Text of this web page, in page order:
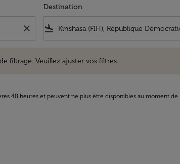
close
Destination
flight_land
filtrage. Veuillez ajuster vos filtres.
48 heures et peuvent ne plus être disponibles au moment